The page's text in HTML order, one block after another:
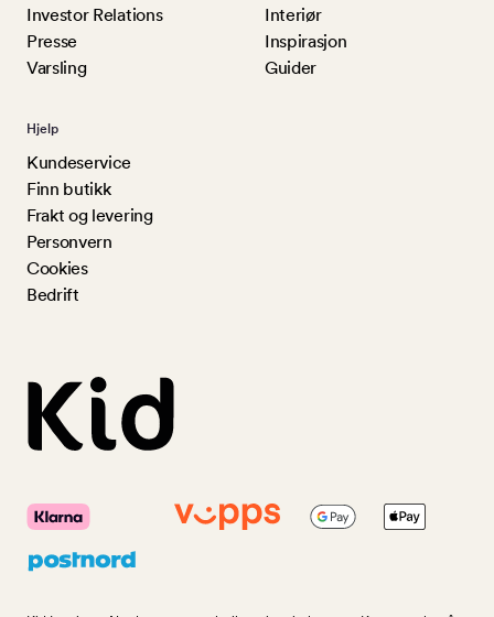
Investor Relations
Presse
Varsling
Interiør
Inspirasjon
Guider
Hjelp
Kundeservice
Finn butikk
Frakt og levering
Personvern
Cookies
Bedrift